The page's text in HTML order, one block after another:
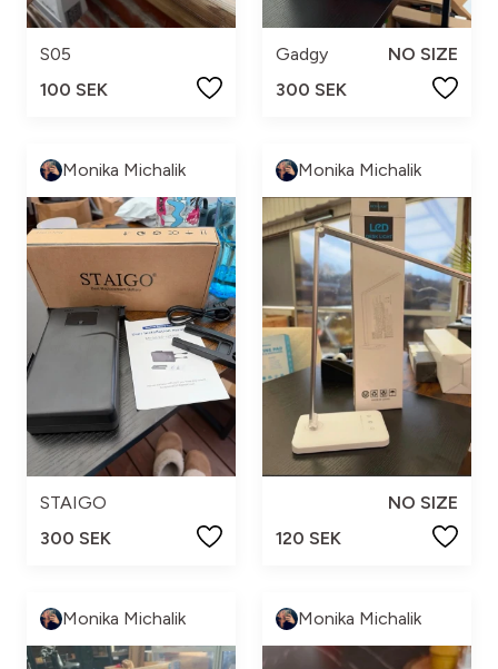
S05
100 SEK
Gadgy
NO SIZE
300 SEK
Monika Michalik
STAIGO
300 SEK
Monika Michalik
NO SIZE
120 SEK
Monika Michalik Monika Michalik